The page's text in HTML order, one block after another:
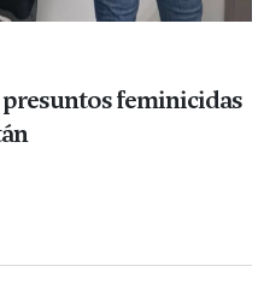
feminicidas